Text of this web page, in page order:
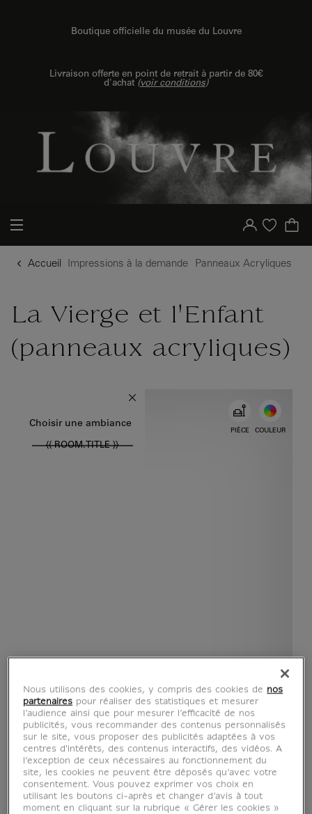
Boutique officielle du musée du Louvre
Livraison offerte en point de retrait à partir de 80€
d'achat (voir conditions)
Votre compte
Liste d'achat
Accueil Impressions à la demande Panneaux Acryliques
La Vierge et l'Enfant
(panneaux acryliques)
COULEUR
Choisir la couleur
PIÈCE
Choisir une ambiance
{{ ROOM.TITLE }}
{{ new Intl.NumberFormat('fr').format(dimensions.legend.h) }} {{ dimensions.legend.unit }}
voir en situation zoom produit
Nous utilisons des cookies, y compris des cookies de nos
partenaires pour réaliser des statistiques et mesurer
l’audience ainsi que pour mesurer l’efficacité de nos
publicités, vous recommander des contenus personnalisés
sur le site, vous proposer des publicités adaptées à vos
centres d'intérêts, des contenus interactifs, des vidéos. A
l’exception de ceux nécessaires au fonctionnement du
site, les cookies ne peuvent être déposés qu’avec votre
consentement. Vous pouvez exprimer vos choix en
utilisant les boutons ci-après et changer d’avis à tout
moment en cliquant sur la rubrique « Gérer les cookies »